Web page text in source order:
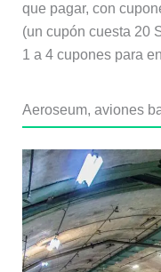
que pagar, con
(un cupón cuesta 20
1 a 4 cupones para
Aeroseum, aviones